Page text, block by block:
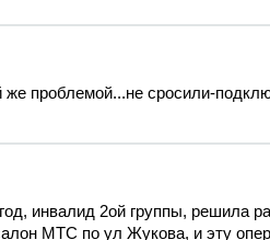
же проблемой...не сросили-
инвалид 2ой группы, решила
МТС по ул Жукова, и эту